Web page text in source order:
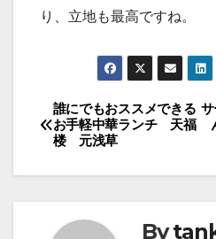
り、立地も最高ですね。
投
稿
誰にでもおススメできる
お手軽中華ランチ 天福
楼 元浅草
By